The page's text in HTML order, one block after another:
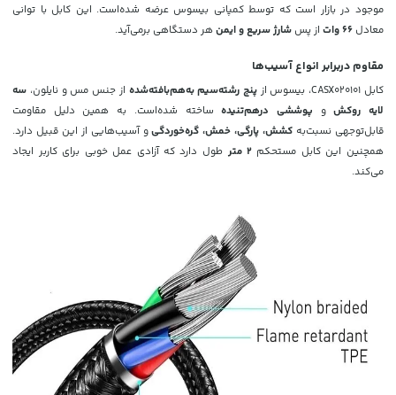
موجود در بازار است که توسط کمپانی بیسوس عرضه شده‌است. این کابل با توانی
معادل66 وات از پسشارژ سریعوایمنهر دستگاهی برمی‌آید.
مقاوم دربرابر انواع آسیب‌ها
کابل CASX020101، بیسوس از پنج رشته‌سیم به‌هم‌بافته‌شده از جنس مس و نایلون، سه
لایه روکشو پوششی درهم‌تنیدهساخته شده‌است. به همین دلیل مقاومت
قابل‌توجهی نسبت‌به کشش، پارگی، خمش، گره‌خوردگیو آسیب‌هایی از این قبیل دارد.
همچنین این کابل مستحکم 2 متر
طول دارد که آزادی عمل خوبی برای کاربر ایجاد
می‌کند.